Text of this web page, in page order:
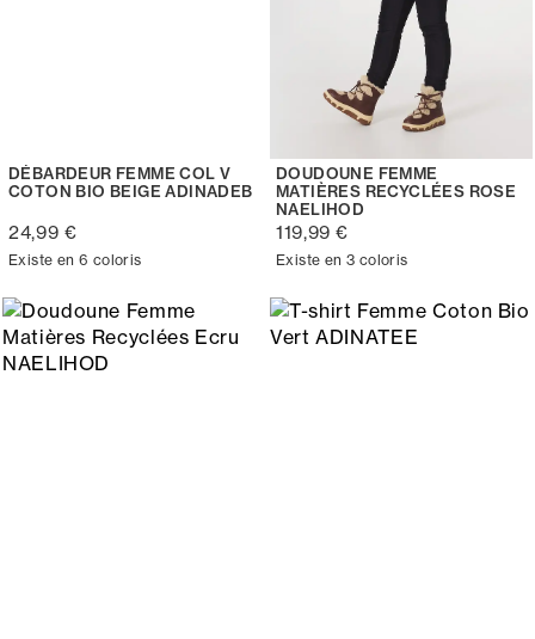
DÉBARDEUR FEMME COL V
COTON BIO BEIGE ADINADEB
24,99 €
Existe en 6 coloris
DOUDOUNE FEMME
MATIÈRES RECYCLÉES ROSE
NAELIHOD
119,99 €
Existe en 3 coloris